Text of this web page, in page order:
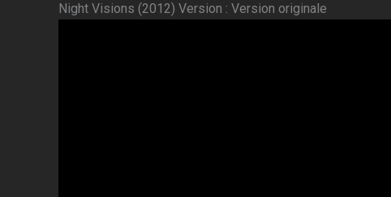
Night Visions (2012) Version : Version originale